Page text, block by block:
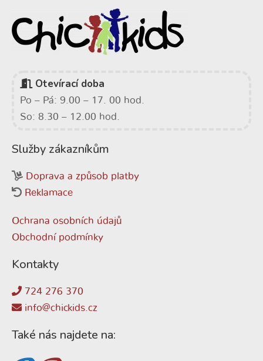
Otevírací doba
Po – Pá: 9.00 – 17. 00 hod.
So: 8.30 – 12.00 hod.
Služby zákazníkům
Doprava a způsob platby
Reklamace
Ochrana osobních údajů
Obchodní podmínky
Kontakty
724 276 370
info@chickids.cz
Také nás najdete na: